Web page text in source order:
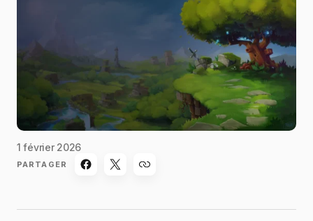
1 février 2026
PARTAGER